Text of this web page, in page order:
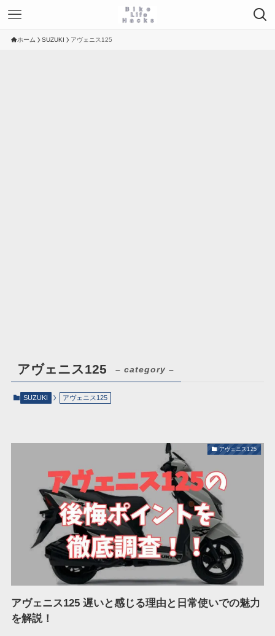
ホーム SUZUKI アヴェニス125
アヴェニス125 – category –
SUZUKI アヴェニス125
アヴェニス125
アヴェニス125 遅いと感じる理由と日常使いでの魅力
を解説！